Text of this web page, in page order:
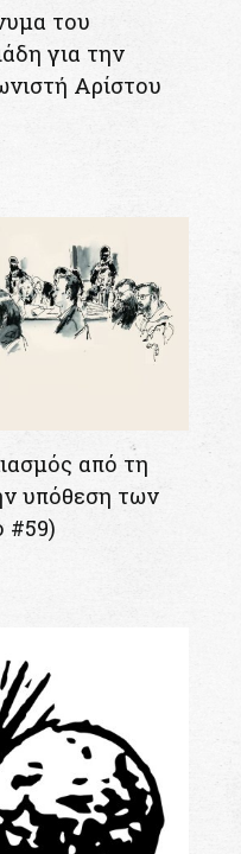
του
για την
Αρίστου
από τη
υπόθεση των
#59)